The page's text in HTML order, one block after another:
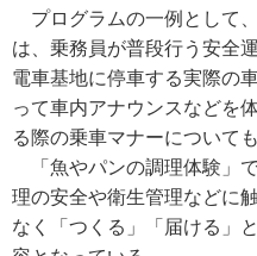
プログラムの一例として
は、乗務員が普段行う安全
電車基地に停車する実際の
って車内アナウンスなどを
る際の乗車マナーについて
「魚やパンの調理体験」
理の安全や衛生管理などに
なく「つくる」「届ける」